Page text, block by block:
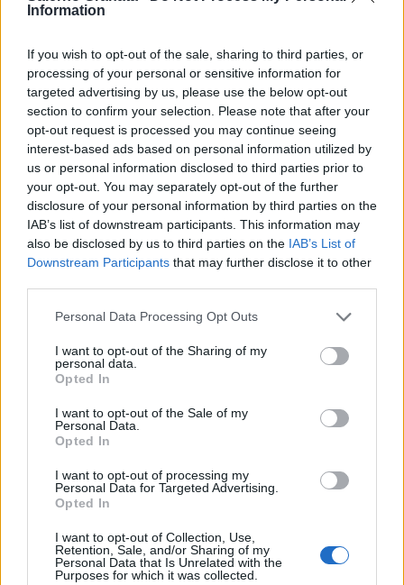
Information
If you wish to opt-out of the sale, sharing to third parties, or
processing of your personal or sensitive information for
targeted advertising by us, please use the below opt-out
section to confirm your selection. Please note that after your
opt-out request is processed you may continue seeing
interest-based ads based on personal information utilized by
us or personal information disclosed to third parties prior to
your opt-out. You may separately opt-out of the further
disclosure of your personal information by third parties on the
IAB’s list of downstream participants. This information may
also be disclosed by us to third parties on the IAB’s List of
Downstream Participants that may further disclose it to other
Personal Data Processing Opt Outs
I want to opt-out of the Sharing of my
personal data.
Opted In
I want to opt-out of the Sale of my
Personal Data.
Opted In
I want to opt-out of processing my
Personal Data for Targeted Advertising.
Opted In
I want to opt-out of Collection, Use,
Retention, Sale, and/or Sharing of my
Personal Data that Is Unrelated with the
Purposes for which it was collected.